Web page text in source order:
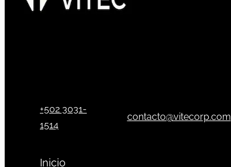
+502 3031-
1514
contacto@vitecorp.com
Inicio